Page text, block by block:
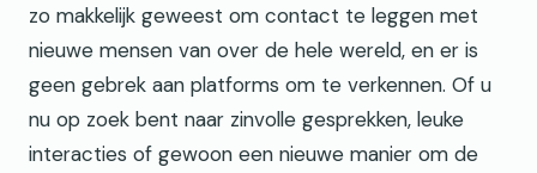
zo makkelijk geweest om contact te leggen met
nieuwe mensen van over de hele wereld, en er is
geen gebrek aan platforms om te verkennen. Of u
nu op zoek bent naar zinvolle gesprekken, leuke
interacties of gewoon een nieuwe manier om de